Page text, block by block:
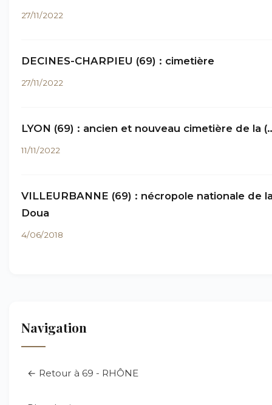
27/11/2022
DECINES-CHARPIEU (69) : cimetière
27/11/2022
LYON (69) : ancien et nouveau cimetière de la
11/11/2022
VILLEURBANNE (69) : nécropole nationale de
Doua
4/06/2018
Navigation
← Retour à 69 - RHÔNE